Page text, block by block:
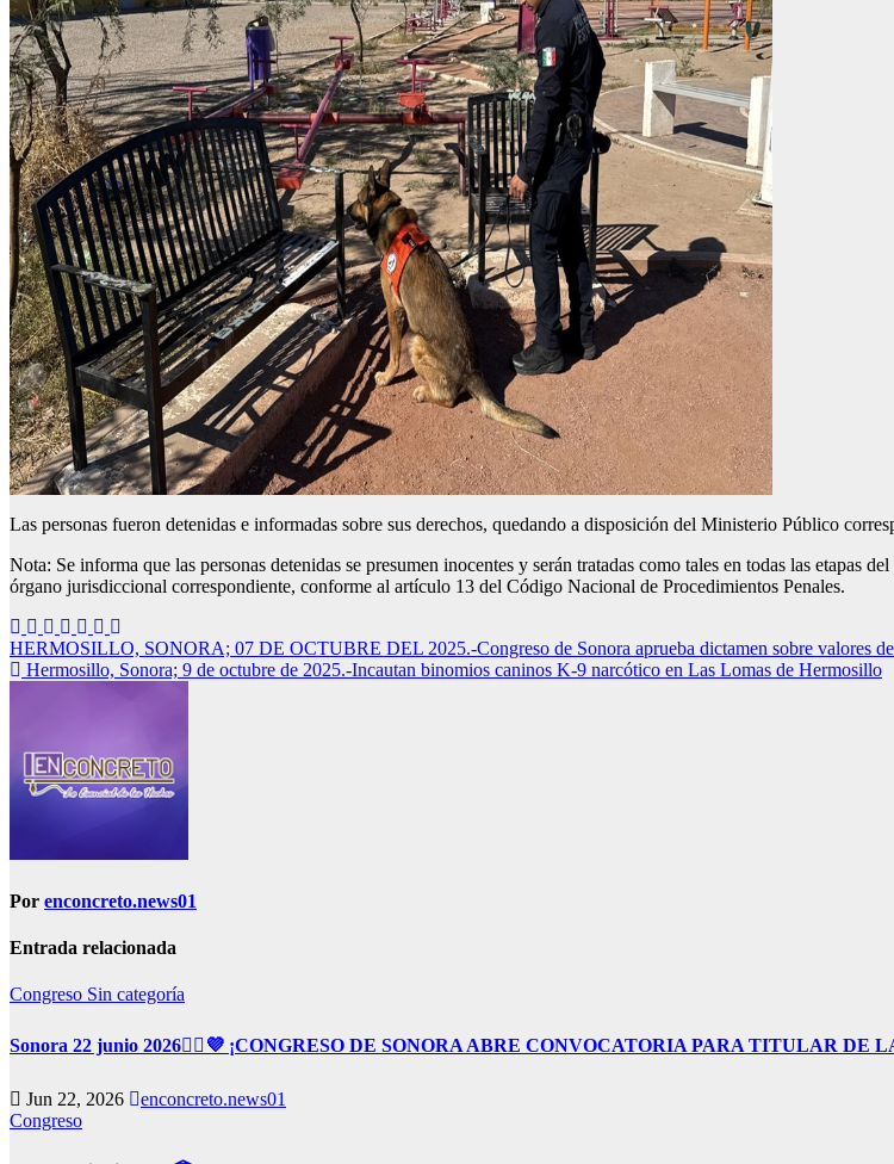
Las personas fueron detenidas e informadas sobre sus derechos, quedando a disposición del Ministerio Público
Nota: Se informa que las personas detenidas se presumen inocentes y serán tratadas como tales en todas las etapas
órgano jurisdiccional correspondiente, conforme al artículo 13 del Código Nacional de Procedimientos Penales.
Navegación
de
HERMOSILLO, SONORA; 07 DE OCTUBRE DEL 2025.-Congreso de Sonora aprueba dictamen sobre valores
Hermosillo, Sonora; 9 de octubre de 2025.-Incautan binomios caninos K-9 narcótico en Las Lomas de Hermosillo
Por enconcreto.news01
Entrada relacionada
Congreso Sin categoría
Sonora 22 junio 2026👩‍⚖️💜 ¡CONGRESO DE SONORA ABRE CONVOCATORIA PARA TITULAR
Jun 22, 2026
enconcreto.news01
Congreso